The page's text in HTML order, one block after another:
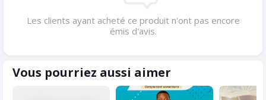
Les clients ayant acheté ce produit n'ont pas encore
émis d'avis.
Vous pourriez aussi aimer